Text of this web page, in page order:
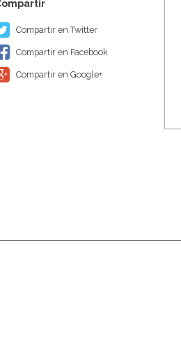
Compartir en Twitter
Compartir en Facebook
Compartir en Google+